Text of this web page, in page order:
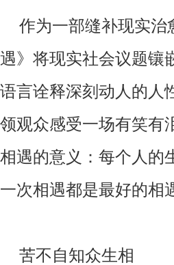
作为一部缝补现实治
遇》将现实社会议题镶
语言诠释深刻动人的人
领观众感受一场有笑有
相遇的意义： 每个人的
一次相遇都是最好的相
苦不自知众生相